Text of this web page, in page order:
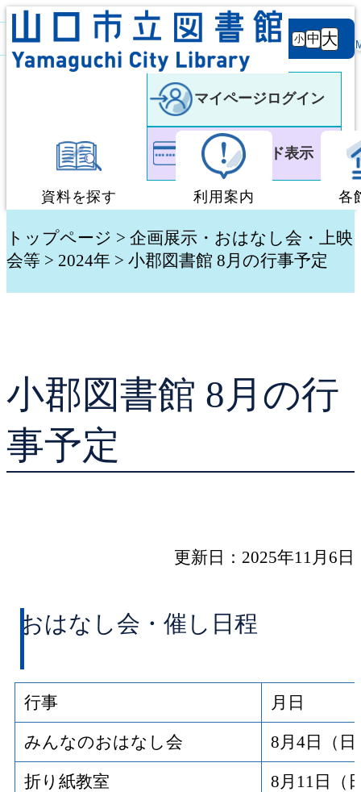
背景
白 黒
文字サ
イズ
小 中 大
マイページログイン
利用者カード表示
資料を探す
蔵書検索・予約
貸出ランキング
予約ランキング
利用案内
図書館利用案内
学校図書館支援サー
各
トップページ > 企画展示・おはなし会・上映
会等 > 2024年 > 小郡図書館 8月の行事予定
小郡図書館 8月の行
事予定
更新日：2025年11月6日
おはなし会・催し日程
行事 月日
みんなのおはなし会 8月4日（日
折り紙教室 8月11日（